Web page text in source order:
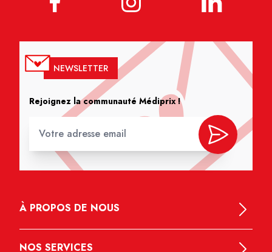
NEWSLETTER
Rejoignez la communauté Médiprix !
À PROPOS DE NOUS
NOS SERVICES